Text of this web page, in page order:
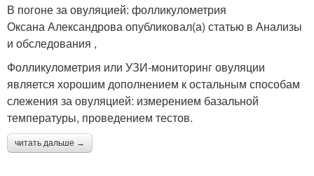
В погоне за овуляцией: фолликулометрия
Оксана Александрова опубликовал(а) статью в Анализы
и обследования ,
Фолликулометрия или УЗИ-мониторинг овуляции
является хорошим дополнением к остальным способам
слежения за овуляцией: измерением базальной
температуры, проведением тестов.
читать дальше →